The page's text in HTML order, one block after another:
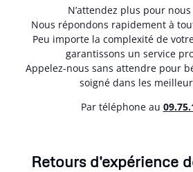
N’attendez plus pour
Nous répondons rapidement à
Peu importe la complexité de
garantissons un service
Appelez-nous sans attendre pour
soigné dans les
Par téléphone au 0
Retours d'expérience